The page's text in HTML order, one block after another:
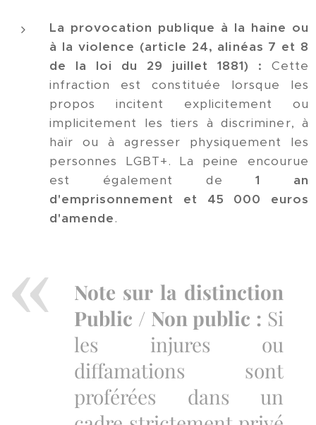
La provocation publique à la haine ou
à la violence (article 24, alinéas 7 et 8
de la loi du 29 juillet 1881) : Cette
infraction est constituée lorsque les
propos incitent explicitement ou
implicitement les tiers à discriminer, à
haïr ou à agresser physiquement les
personnes LGBT+. La peine encourue
est également de1 an
d'emprisonnement et 45 000 euros
d'amende.
Note sur la distinction
Public / Non public : Si
les injures ou
diffamations sont
proférées dans un